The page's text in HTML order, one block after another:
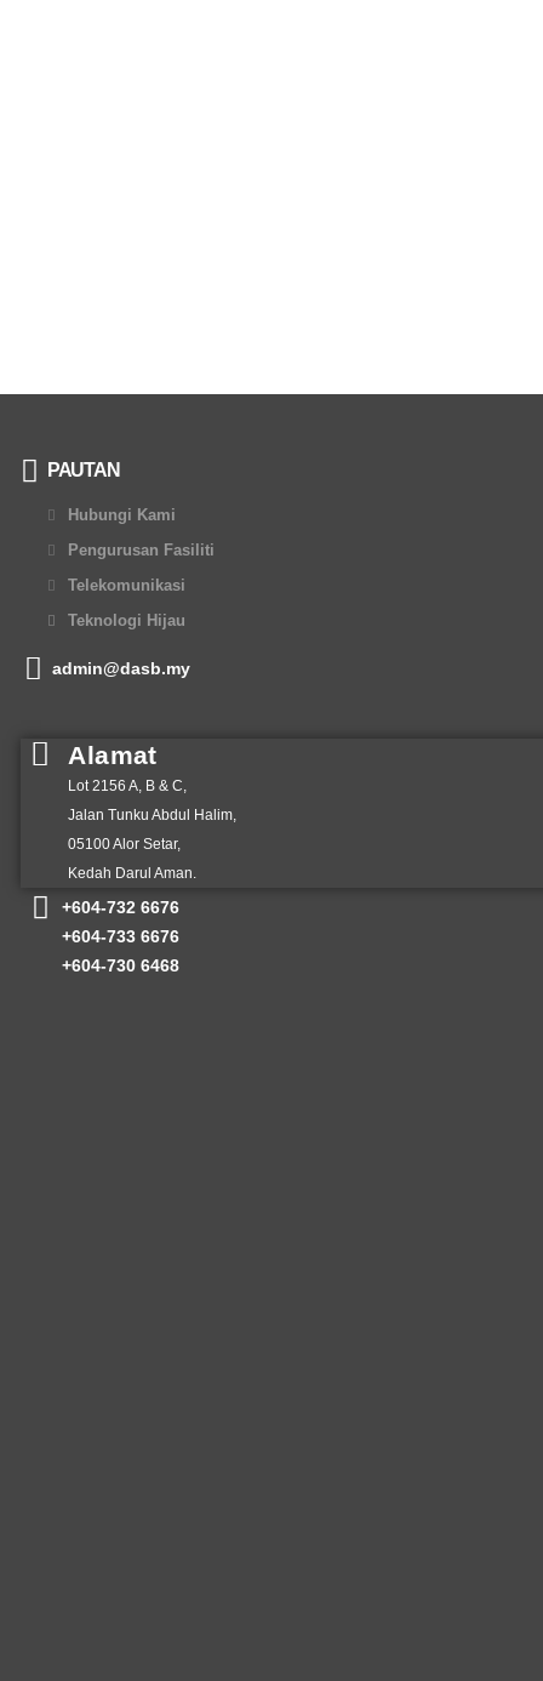
PAUTAN
Hubungi Kami
Pengurusan Fasiliti
Telekomunikasi
Teknologi Hijau
admin@dasb.my
Alamat
Lot 2156 A, B & C,
Jalan Tunku Abdul Halim,
05100 Alor Setar,
Kedah Darul Aman.
+604-732 6676
+604-733 6676
+604-730 6468